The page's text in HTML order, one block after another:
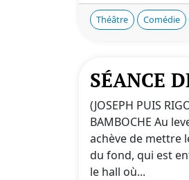
Théâtre Comédie
SÉANCE
(JOSEPH PUIS
BAMBOCHE Au
achève de mettre
du fond, qui est
le hall où...